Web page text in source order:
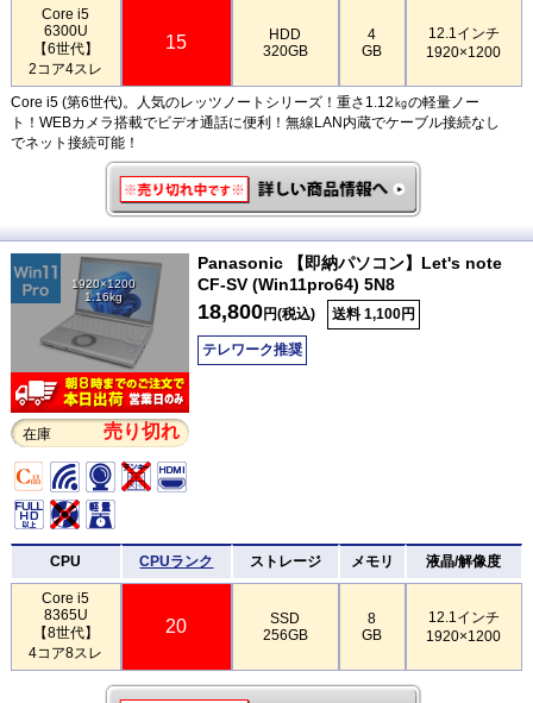
Core i5
6300U
【6世代】
2コア4スレ
15
HDD
320GB
4
GB
12.1インチ
1920×1200
Core i5 (第6世代)。人気のレッツノートシリーズ！重さ1.12㎏の軽量ノー
ト！WEBカメラ搭載でビデオ通話に便利！無線LAN内蔵でケーブル接続なし
でネット接続可能！
1920×1200
1.16kg
在庫 売り切れ
Panasonic 【即納パソコン】Let's note
CF-SV (Win11pro64) 5N8
18,800円(税込) 送料 1,100円
テレワーク推奨
CPU CPUランク ストレージ メモリ 液晶/解像度
Core i5
8365U
【8世代】
4コア8スレ
20
SSD
256GB
8
GB
12.1インチ
1920×1200